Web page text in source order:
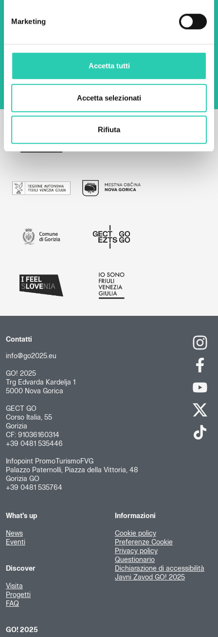
Marketing
Accetta tutti
Accetta selezionati
Rifiuta
Email *
l'archiviazione e la gestione dei dati su questo
Privacy policy
Contatti
info@go2025.eu
GO! 2025
Trg Edvarda Kardelja 1
5000 Nova Gorica
GECT GO
Corso Italia, 55
Gorizia
CF: 91036160314
+39 0481 535446
Infopoint PromoTurismoFVG
Palazzo Paternolli, Piazza della Vittoria, 48
Gorizia GO
+39 0481 535764
What's up
News
Eventi
Discover
Visita
Progetti
FAQ
GO! 2025
Informazioni
Cookie policy
Preferenze Cookie
Privacy policy
Questionario
Dichiarazione di accessibilità
Javni Zavod GO! 2025